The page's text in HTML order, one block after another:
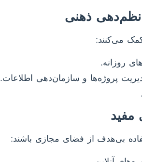
می‌کنند:
بی‌هدف از فضای مجازی باشند: